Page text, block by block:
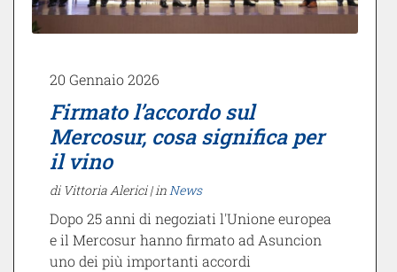
20 Gennaio 2026
Firmato l’accordo sul
Mercosur, cosa significa per
il vino
di Vittoria Alerici |inNews
Dopo 25 anni di negoziati l'Unione europea
e il Mercosur hanno firmato ad Asuncion
uno dei più importanti accordi